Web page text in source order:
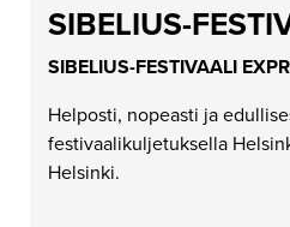
SIBELIUS-
SIBELIUS-FESTIVAALI
Helposti, nopeasti ja
festivaalikuljetuksella
Helsinki.